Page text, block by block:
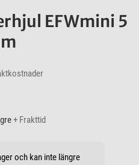
EFWmini 5
+ Frakttid
och kan inte längre